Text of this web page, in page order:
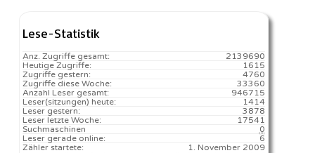
Lese-Statistik
2139690
Anz. Zugriffe gesamt:
1615
Heutige Zugriffe:
4760
Zugriffe gestern:
33360
Zugriffe diese Woche:
946715
Anzahl Leser gesamt:
1414️
Leser(sitzungen) heute:
3878
Leser gestern:
17541️
Leser letzte Woche:
0
Suchmaschinen
6
Leser gerade online:
1. November 2009
Zähler startete: